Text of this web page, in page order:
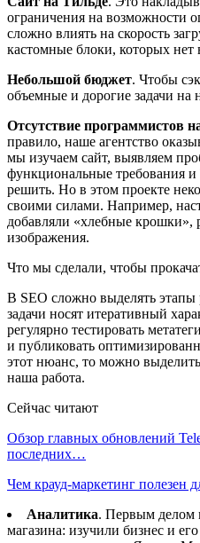
ограничения на возможности
сложно влиять на скорость
кастомные блоки, которых нет
Небольшой бюджет. Чтобы
объемные и дорогие задачи на
Отсутствие программистов
правило, наше агентство
мы изучаем сайт, выявляем
функциональные требования
решить. Но в этом проекте
своими силами. Например,
добавляли «хлебные крошки»,
изображения.
Что мы сделали, чтобы
В SEO сложно выделять
задачи носят итеративный
регулярно тестировать
и публиковать
этот нюанс, то можно
наша работа.
Сейчас читают
Обзор главных обновлений
последних…
Чем крауд-маркетинг полезен
Аналитика. Первым делом
магазина: изучили бизнес и